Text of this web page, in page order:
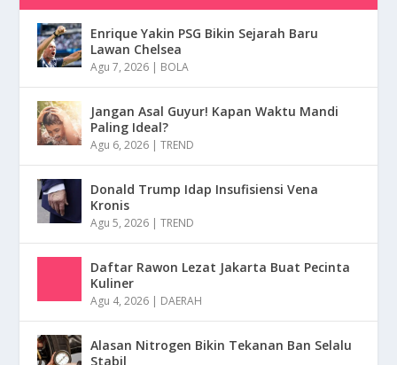
Enrique Yakin PSG Bikin Sejarah Baru
Lawan Chelsea
Agu 7, 2026 | BOLA
Jangan Asal Guyur! Kapan Waktu Mandi
Paling Ideal?
Agu 6, 2026 |TREND
Donald Trump Idap Insufisiensi Vena
Kronis
Agu 5, 2026 |TREND
Daftar Rawon Lezat Jakarta Buat Pecinta
Kuliner
Agu 4, 2026 | DAERAH
Alasan Nitrogen Bikin Tekanan Ban Selalu
Stabil